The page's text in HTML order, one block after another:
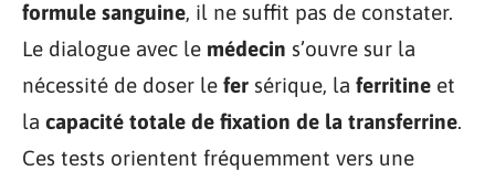
formule sanguine, il ne suffit pas de constater.
Le dialogue avec le médecin s’ouvre sur la
nécessité de doser le fer sérique, la ferritine et
la capacité totale de fixation de la transferrine.
Ces tests orientent fréquemment vers une